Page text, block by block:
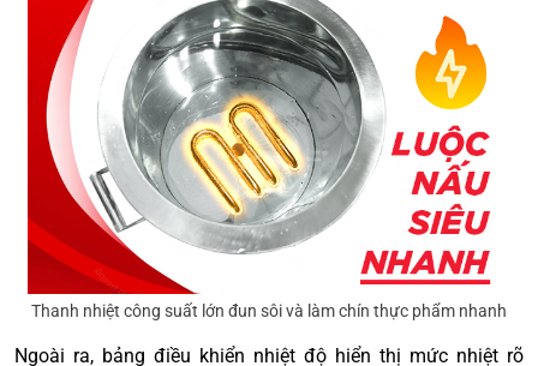
Thanh nhiệt công suất lớn đun sôi và làm chín thực phẩm nhanh
Ngoài ra, bảng điều khiển nhiệt độ hiển thị mức nhiệt rõ